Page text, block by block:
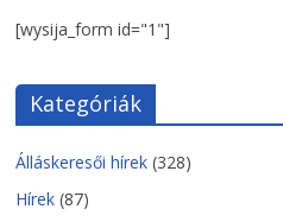
[wysija_form id="1"]
Kategóriák
Álláskeresői hírek (328)
Hírek (87)